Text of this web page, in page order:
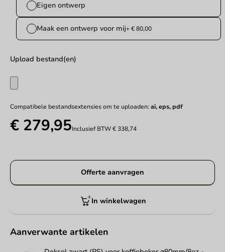
Eigen ontwerp
Maak een ontwerp voor mij+ € 80,00
Upload bestand(en)
Compatibele bestandsextensies om te uploaden: ai, eps, pdf
€ 279,95Inclusief BTW€ 338,74
Offerte aanvragen
In winkelwagen
Aanverwante artikelen